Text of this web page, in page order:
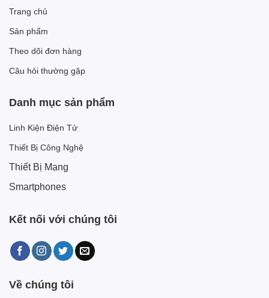
Trang chủ
Sản phẩm
Theo dõi đơn hàng
Câu hỏi thường gặp
Danh mục sản phẩm
Linh Kiện Điện Tử
Thiết Bị Công Nghệ
Thiết Bị Mạng
Smartphones
Kết nối với chúng tôi
Về chúng tôi